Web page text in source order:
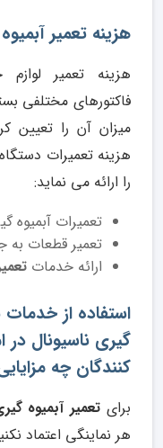
هزینه تعمیر
هزینه تعمیر
فاکتورهای مختلفی
میزان آن را تعیین
هزینه تعمیرات
را ارائه می نماید:
تعمیرات آبمیوه
تعمیر قطعات به
ارائه خدمات
استفاده از خدمات
گیری ناسیونال
کنندگان چه
برای تعمیر آبمیوه
هر نماینگی اعتماد